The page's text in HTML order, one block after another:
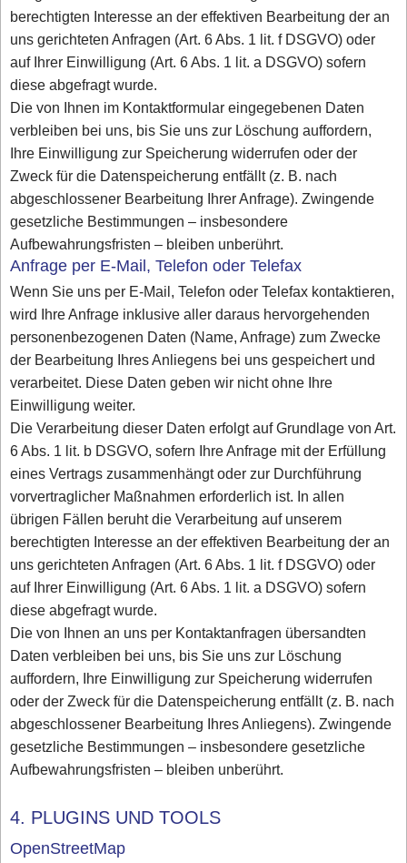
berechtigten Interesse an der effektiven Bearbeitung der an
uns gerichteten Anfragen (Art. 6 Abs. 1 lit. f DSGVO) oder
auf Ihrer Einwilligung (Art. 6 Abs. 1 lit. a DSGVO) sofern
diese abgefragt wurde.
Die von Ihnen im Kontaktformular eingegebenen Daten
verbleiben bei uns, bis Sie uns zur Löschung auffordern,
Ihre Einwilligung zur Speicherung widerrufen oder der
Zweck für die Datenspeicherung entfällt (z. B. nach
abgeschlossener Bearbeitung Ihrer Anfrage). Zwingende
gesetzliche Bestimmungen – insbesondere
Aufbewahrungsfristen – bleiben unberührt.
Anfrage per E-Mail, Telefon oder Telefax
Wenn Sie uns per E-Mail, Telefon oder Telefax kontaktieren,
wird Ihre Anfrage inklusive aller daraus hervorgehenden
personenbezogenen Daten (Name, Anfrage) zum Zwecke
der Bearbeitung Ihres Anliegens bei uns gespeichert und
verarbeitet. Diese Daten geben wir nicht ohne Ihre
Einwilligung weiter.
Die Verarbeitung dieser Daten erfolgt auf Grundlage von Art.
6 Abs. 1 lit. b DSGVO, sofern Ihre Anfrage mit der Erfüllung
eines Vertrags zusammenhängt oder zur Durchführung
vorvertraglicher Maßnahmen erforderlich ist. In allen
übrigen Fällen beruht die Verarbeitung auf unserem
berechtigten Interesse an der effektiven Bearbeitung der an
uns gerichteten Anfragen (Art. 6 Abs. 1 lit. f DSGVO) oder
auf Ihrer Einwilligung (Art. 6 Abs. 1 lit. a DSGVO) sofern
diese abgefragt wurde.
Die von Ihnen an uns per Kontaktanfragen übersandten
Daten verbleiben bei uns, bis Sie uns zur Löschung
auffordern, Ihre Einwilligung zur Speicherung widerrufen
oder der Zweck für die Datenspeicherung entfällt (z. B. nach
abgeschlossener Bearbeitung Ihres Anliegens). Zwingende
gesetzliche Bestimmungen – insbesondere gesetzliche
Aufbewahrungsfristen – bleiben unberührt.
4. PLUGINS UND TOOLS
OpenStreetMap